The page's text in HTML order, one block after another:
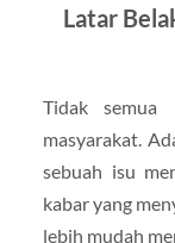
Latar
Tidak semua
masyarakat.
sebuah isu
kabar yang
lebih mudah